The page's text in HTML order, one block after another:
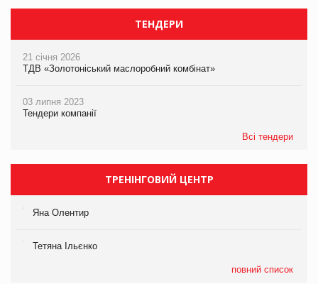
ТЕНДЕРИ
21 січня 2026
ТДВ «Золотоніський маслоробний комбінат»
03 липня 2023
Тендери компанії
Всі тендери
ТРЕНІНГОВИЙ ЦЕНТР
Яна Олентир
Тетяна Ільєнко
повний список